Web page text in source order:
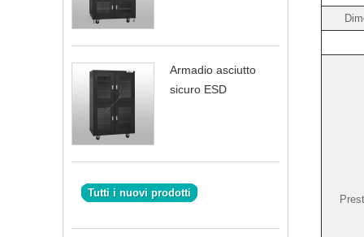
Armadio asciutto
sicuro ESD
Tutti i nuovi prodotti